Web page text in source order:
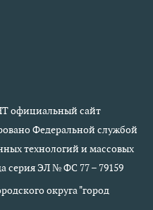
официальный сайт
Федеральной службой
технологий и массовых
серия ЭЛ № ФС 77 – 79159
округа "город